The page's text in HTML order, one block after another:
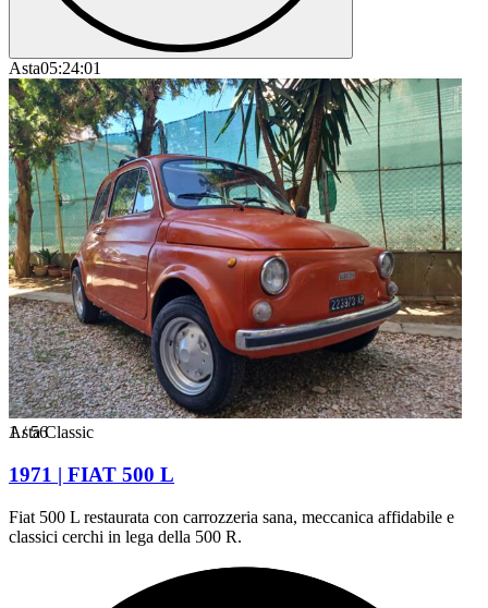
Asta05:24:01
1/56
Asta Classic
1971 | FIAT 500 L
Fiat 500 L restaurata con carrozzeria sana, meccanica affidabile e
classici cerchi in lega della 500 R.